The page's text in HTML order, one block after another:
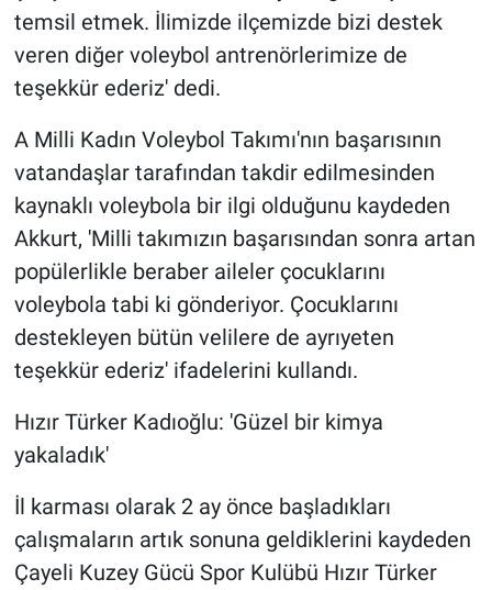
temsil etmek. İlimizde ilçemizde bizi destek
veren diğer voleybol antrenörlerimize de
teşekkür ederiz' dedi.
A Milli Kadın Voleybol Takımı'nın başarısının
vatandaşlar tarafından takdir edilmesinden
kaynaklı voleybola bir ilgi olduğunu kaydeden
Akkurt, 'Milli takımızın başarısından sonra artan
popülerlikle beraber aileler çocuklarını
voleybola tabi ki gönderiyor. Çocuklarını
destekleyen bütün velilere de ayrıyeten
teşekkür ederiz' ifadelerini kullandı.
Hızır Türker Kadıoğlu: 'Güzel bir kimya
yakaladık'
İl karması olarak 2 ay önce başladıkları
çalışmaların artık sonuna geldiklerini kaydeden
Çayeli Kuzey Gücü Spor Kulübü Hızır Türker